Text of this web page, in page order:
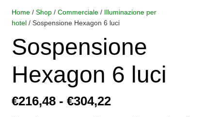
Home / Shop / Commerciale / Illuminazione per
hotel / Sospensione Hexagon 6 luci
Sospensione
Hexagon 6 luci
€216,48 - €304,22Fascia